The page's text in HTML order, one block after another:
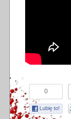
0
Lubię to!